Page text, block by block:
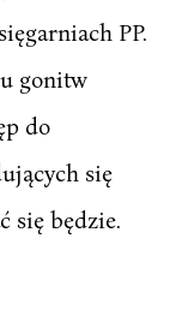
PP.
gonitw
do
się
się będzie.